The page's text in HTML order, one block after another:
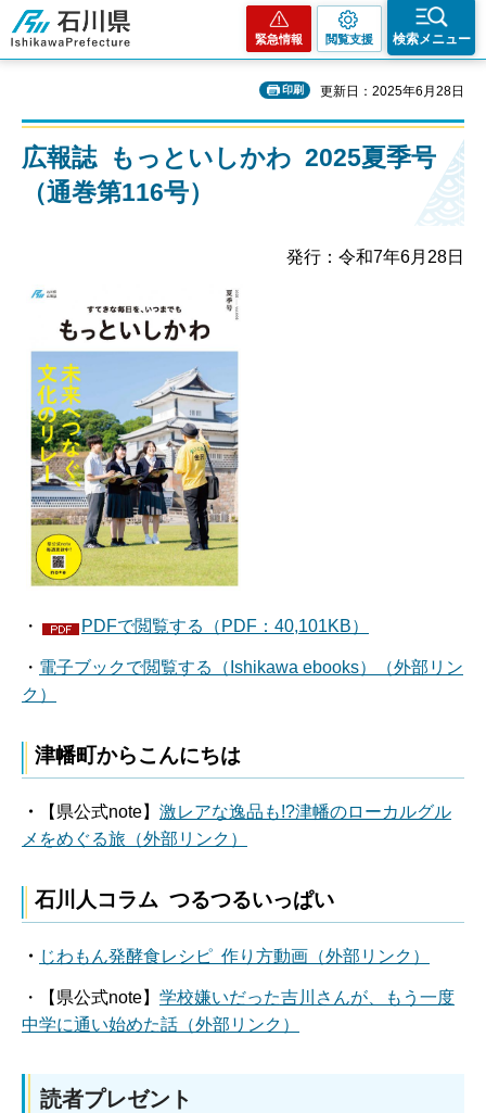
石川県
緊急情報 閲覧支援 検索メニュー
印刷 更新日：2025年6月28日
広報誌 もっといしかわ 2025夏季号
（通巻第116号）
発行：令和7年6月28日
・ PDFで閲覧する（PDF：40,101KB）
・ 電子ブックで閲覧する（Ishikawa ebooks）（外部リン
ク）
津幡町からこんにちは
・ 【県公式note】 激レアな逸品も!?津幡のローカルグル
メをめぐる旅（外部リンク）
石川人コラム つるつるいっぱい
・ じわもん発酵食レシピ 作り方動画（外部リンク）
・【県公式note】 学校嫌いだった吉川さんが、もう一度
中学に通い始めた話（外部リンク）
読者プレゼント